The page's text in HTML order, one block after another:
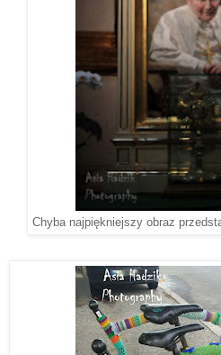
Chyba najpiękniejszy obraz